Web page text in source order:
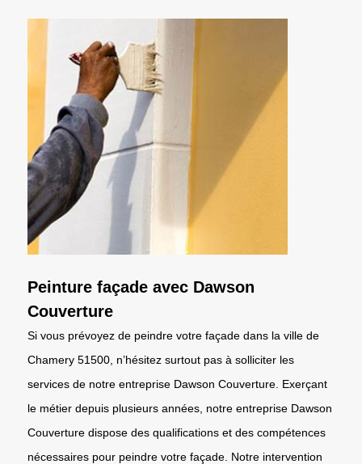
Peinture façade avec Dawson
Couverture
Si vous prévoyez de peindre votre façade dans la ville de
Chamery 51500, n’hésitez surtout pas à solliciter les
services de notre entreprise Dawson Couverture. Exerçant
le métier depuis plusieurs années, notre entreprise Dawson
Couverture dispose des qualifications et des compétences
nécessaires pour peindre votre façade. Notre intervention